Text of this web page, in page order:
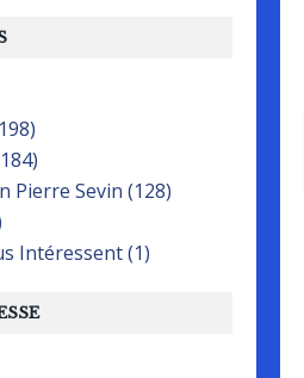
Pierre Sevin (128)
Intéressent (1)